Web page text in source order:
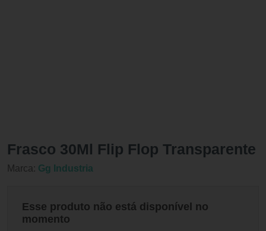
Frasco 30Ml Flip Flop Transparente
Marca: Gg Industria
Esse produto não está disponível no
momento